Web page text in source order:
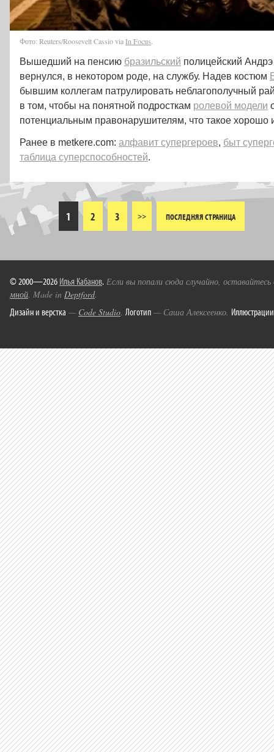
Фото: Reuters/Roosevelt Cassio viaIn Focus
Вышедший на пенсию бразильский полицейский
вернулся, в некотором роде, на службу. Надев костюм
бывшим коллегам патрулировать неблагополучный
в том, чтобы на понятной подросткам ролевой модели
потенциальным правонарушителям, что такое хорошо
Ранее в metkere.com: алфавит супергероев, быт
таблица суперспособностей.
1 2 3 >> ПОСЛЕДНЯЯ СТРАНИЦА
© 2000—2026 Илья Кабанов. Если вы попали сюда случайно,
мной. Made in Deptford.
Дизайн и верстка — Code Studio. Логотип — Саша Алексеенко. Иллюстрации